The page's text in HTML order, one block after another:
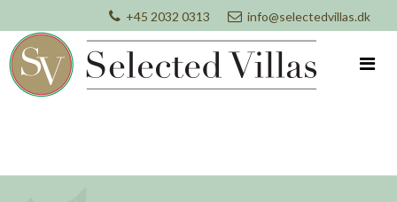
+45 2032 0313 info@selectedvillas.dk